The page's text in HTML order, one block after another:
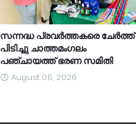
സന്നദ്ധ പ്രവർത്തകരെ ചേർത്ത്
പിടിച്ചു ചാത്തമംഗലം
പഞ്ചായത്ത്‌ ഭരണ സമിതി
August 06, 2026